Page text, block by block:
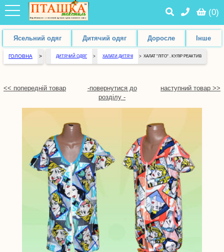
(0)
Ясельний одяг Дитячий одяг Доросле Інше
ГОЛОВНА > ДИТЯЧИЙ ОДЯГ > ХАЛАТИ ДИТЯЧІ > ХАЛАТ "ЛІТО" . КУЛІР РЕАКТИВ
<< попередній товар
-повернутися до
розділу -
наступний товар >>